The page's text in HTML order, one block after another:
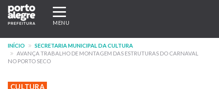
Pular
para
conteúdo
principal
Expandir/recolher
navegação
MENU
INÍCIO
SECRETARIA MUNICIPAL DA CULTURA
AVANÇA TRABALHO DE MONTAGEM DAS ESTRUTURAS DO CARNAVAL
NO PORTO SECO
CULTURA